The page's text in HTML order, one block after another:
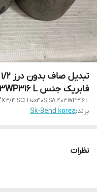
فابریک جنس SA 403WP316 L
4 SCH 10x40S SA 403WP316 L
برند:Sk-Bend korea
نظرات